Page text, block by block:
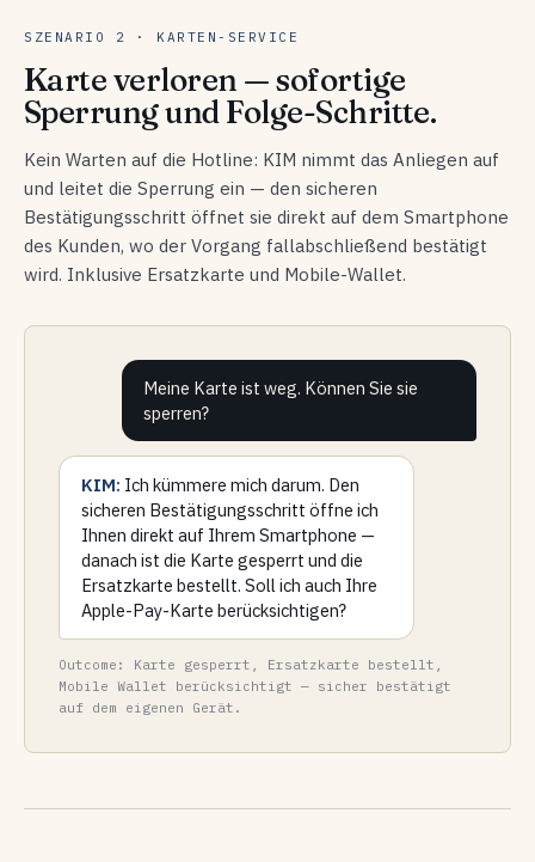
SZENARIO 2 · KARTEN-SERVICE
Karte verloren — sofortige
Sperrung und Folge-Schritte.
Kein Warten auf die Hotline: KIM nimmt das Anliegen auf
und leitet die Sperrung ein — den sicheren
Bestätigungsschritt öffnet sie direkt auf dem Smartphone
des Kunden, wo der Vorgang fallabschließend bestätigt
wird. Inklusive Ersatzkarte und Mobile-Wallet.
Meine Karte ist weg. Können Sie sie
sperren?
KIM: Ich kümmere mich darum. Den
sicheren Bestätigungsschritt öffne ich
Ihnen direkt auf Ihrem Smartphone —
danach ist die Karte gesperrt und die
Ersatzkarte bestellt. Soll ich auch Ihre
Apple-Pay-Karte berücksichtigen?
Outcome: Karte gesperrt, Ersatzkarte bestellt,
Mobile Wallet berücksichtigt — sicher bestätigt
auf dem eigenen Gerät.